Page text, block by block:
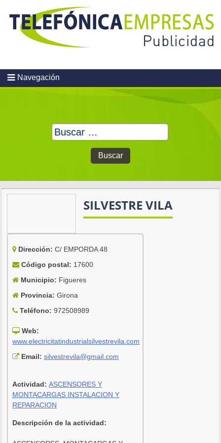
content
Navegación
Buscar:
SILVESTRE VILA
Dirección: C/ EMPORDA 48
Código postal: 17600
Municipio: Figueres
Provincia: Girona
Teléfono: 972508989
Web:
www.electricitatindustrialsilvestrevila.com
Email: silvestrevila@gmail.com
Actividad: ASCENSORES Y
MONTACARGAS INSTALACION Y
REPARACION
Descripción de la actividad: